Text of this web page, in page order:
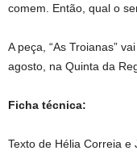
comem. Então, qual o
A peça, “As Troianas”
agosto, na Quinta da
Ficha técnica:
Texto de Hélia Correia e